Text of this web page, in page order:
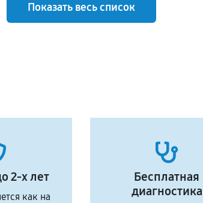
Показать весь список
2-х лет
как на
Бесплатная
диагностика